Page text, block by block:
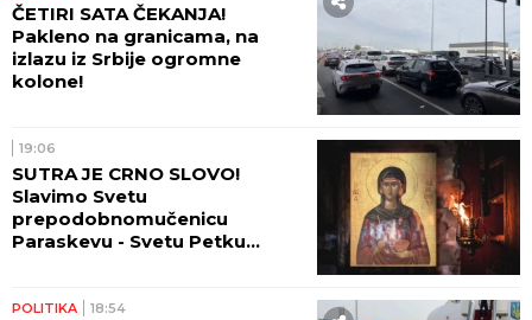
ČETIRI SATA ČEKANJA!
Pakleno na granicama, na
izlazu iz Srbije ogromne
kolone!
19:06
SUTRA JE CRNO SLOVO!
Slavimo Svetu
prepodobnomučenicu
Paraskevu - Svetu Petku
POLITIKA 18:54